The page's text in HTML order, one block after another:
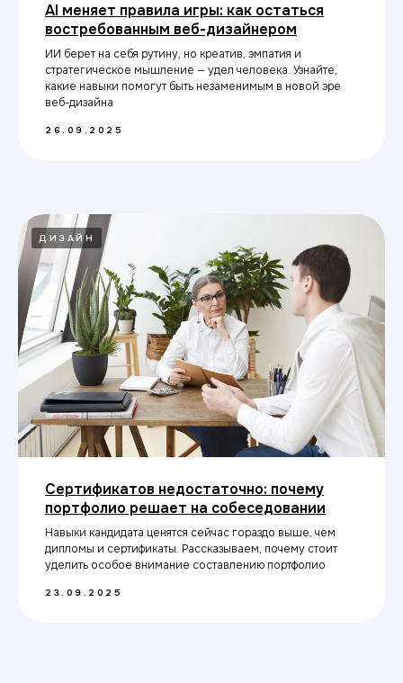
AI меняет правила игры: как остаться
востребованным веб-дизайнером
ИИ берет на себя рутину, но креатив, эмпатия и
стратегическое мышление — удел человека. Узнайте,
какие навыки помогут быть незаменимым в новой эре
веб-дизайна
26.09.2025
ДИЗАЙН
Сертификатов недостаточно: почему
портфолио решает на собеседовании
Навыки кандидата ценятся сейчас гораздо выше, чем
дипломы и сертификаты. Рассказываем, почему стоит
уделить особое внимание составлению портфолио
23.09.2025
г. Ульяновск, ул. Андрея Блаженного,
д. 21
Министерство науки
и высшего образования РФ
просвещения РФ
Свяжитесь с нами
Приемная комиссия:
8 (842) 224-10-71
uly@top-academy.ru
с 09:00 до 19:00 ежедневно
Политика конфиденциальности
Московский Международный Университет
Информационных Технологий “Академия